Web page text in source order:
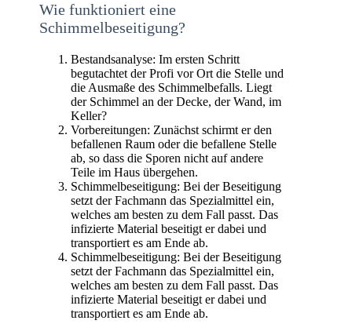
Wie funktioniert eine
Schimmelbeseitigung?
Bestandsanalyse: Im ersten Schritt
begutachtet der Profi vor Ort die Stelle und
die Ausmaße des Schimmelbefalls. Liegt
der Schimmel an der Decke, der Wand, im
Keller?
Vorbereitungen: Zunächst schirmt er den
befallenen Raum oder die befallene Stelle
ab, so dass die Sporen nicht auf andere
Teile im Haus übergehen.
Schimmelbeseitigung: Bei der Beseitigung
setzt der Fachmann das Spezialmittel ein,
welches am besten zu dem Fall passt. Das
infizierte Material beseitigt er dabei und
transportiert es am Ende ab.
Schimmelbeseitigung: Bei der Beseitigung
setzt der Fachmann das Spezialmittel ein,
welches am besten zu dem Fall passt. Das
infizierte Material beseitigt er dabei und
transportiert es am Ende ab.